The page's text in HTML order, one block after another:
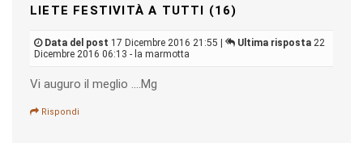
LIETE FESTIVITÀ A TUTTI (16)
Data del post 17 Dicembre 2016 21:55 | Ultima risposta 22
Dicembre 2016 06:13 - la marmotta
Vi auguro il meglio ....Mg
Rispondi